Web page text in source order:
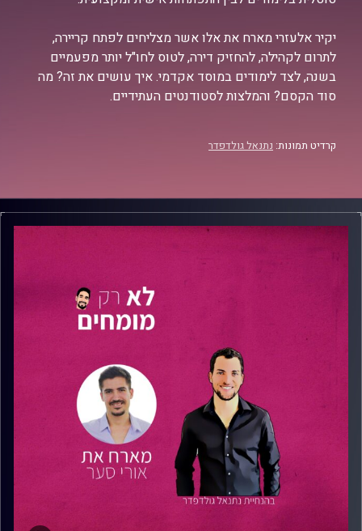
יקיר אלעזרי מארח את אלו אשר מצליחים לפתח קריירה,
לתרום לקהילה, להחזיק דירה, לטוס לחו"ל יותר מפעמיים
בשנה, לצד לימודים במוסד אקדמי. איך עושים את זה? מה
סוד הקסם? והמלצות לסטודנטים העתידיים.
קרדיט תמונות: נתנאל גולדפדר